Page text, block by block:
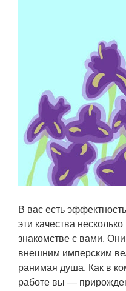
В вас есть
эти качества
знакомстве с вами.
внешним имперским
ранимая душа. Как в
работе вы —